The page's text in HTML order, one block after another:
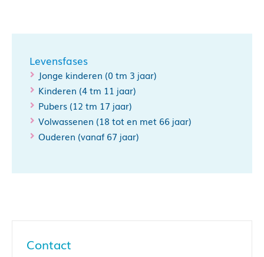
Levensfases
Jonge kinderen (0 tm 3 jaar)
Kinderen (4 tm 11 jaar)
Pubers (12 tm 17 jaar)
Volwassenen (18 tot en met 66 jaar)
Ouderen (vanaf 67 jaar)
Contact